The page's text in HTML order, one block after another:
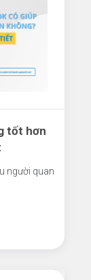
tốt hơn
người quan